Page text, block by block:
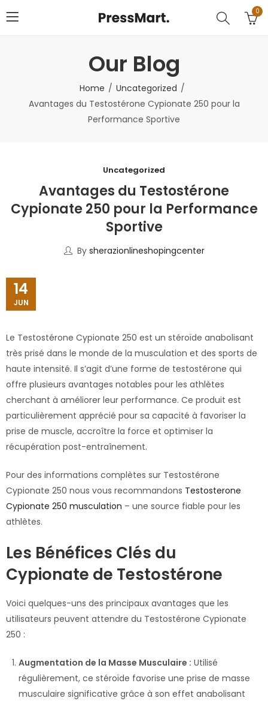
0
Our Blog
Home
Uncategorized
Avantages du Testostérone Cypionate 250 pour la
Performance Sportive
Uncategorized
Avantages du Testostérone
Cypionate 250 pour la Performance
Sportive
By sherazionlineshopingcenter
14
JUN
Le Testostérone Cypionate 250 est un stéroïde anabolisant
très prisé dans le monde de la musculation et des sports de
haute intensité. Il s’agit d’une forme de testostérone qui
offre plusieurs avantages notables pour les athlètes
cherchant à améliorer leur performance. Ce produit est
particulièrement apprécié pour sa capacité à favoriser la
prise de muscle, accroître la force et optimiser la
récupération post-entraînement.
Pour des informations complètes sur Testostérone
Cypionate 250 nous vous recommandons Testosterone
Cypionate 250 musculation – une source fiable pour les
athlètes.
Les Bénéfices Clés du
Cypionate de Testostérone
Voici quelques-uns des principaux avantages que les
utilisateurs peuvent attendre du Testostérone Cypionate
250 :
Augmentation de la Masse Musculaire : Utilisé
régulièrement, ce stéroïde favorise une prise de masse
musculaire significative grâce à son effet anabolisant